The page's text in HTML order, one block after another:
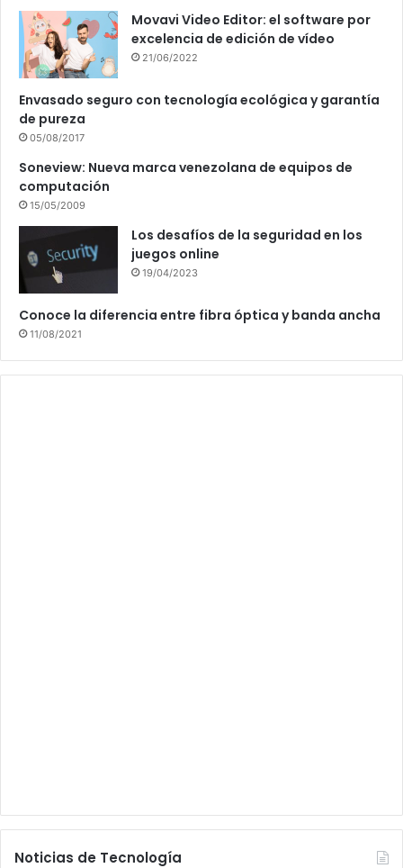
Movavi Video Editor: el software por
excelencia de edición de vídeo
21/06/2022
Envasado seguro con tecnología ecológica y garantía
de pureza
05/08/2017
Soneview: Nueva marca venezolana de equipos de
computación
15/05/2009
Los desafíos de la seguridad en los
juegos online
19/04/2023
Conoce la diferencia entre fibra óptica y banda ancha
11/08/2021
Noticias de Tecnología